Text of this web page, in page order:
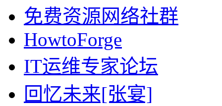
免费资源网络社群
HowtoForge
IT运维专家论坛
回忆未来[张宴]